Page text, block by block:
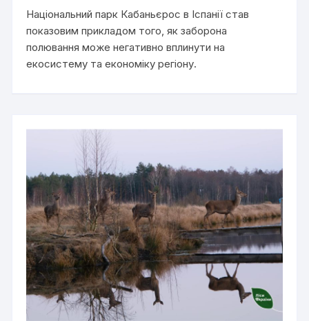
Національний парк Кабаньєрос в Іспанії став
показовим прикладом того, як заборона
полювання може негативно вплинути на
екосистему та економіку регіону.